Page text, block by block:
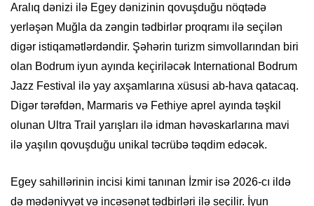
Aralıq dənizi ilə Egey dənizinin qovuşduğu nöqtədə
yerləşən Muğla da zəngin tədbirlər proqramı ilə seçilən
digər istiqamətlərdəndir. Şəhərin turizm simvollarından biri
olan Bodrum iyun ayında keçiriləcək International Bodrum
Jazz Festival ilə yay axşamlarına xüsusi ab-hava qatacaq.
Digər tərəfdən, Marmaris və Fethiye aprel ayında təşkil
olunan Ultra Trail yarışları ilə idman həvəskarlarına mavi
ilə yaşılın qovuşduğu unikal təcrübə təqdim edəcək.
Egey sahillərinin incisi kimi tanınan İzmir isə 2026-cı ildə
də mədəniyyət və incəsənət tədbirləri ilə seçilir. İyun